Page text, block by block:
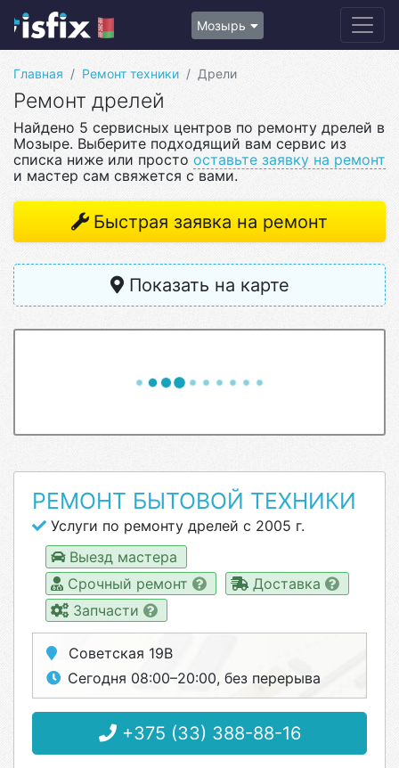
Мозырь
Главная Ремонт техники Дрели
Ремонт дрелей
Найдено 5 сервисных центров по ремонту дрелей в
Мозыре. Выберите подходящий вам сервис из
списка ниже или просто оставьте заявку на ремонт
и мастер сам свяжется с вами.
Быстрая заявка на ремонт
Показать на карте
РЕМОНТ БЫТОВОЙ ТЕХНИКИ
Услуги по ремонту дрелей с 2005 г.
Выезд мастера
Срочный ремонт
Доставка
Запчасти
Советская 19В
Сегодня 08:00–20:00, без перерыва
+375 (33) 388-88-16